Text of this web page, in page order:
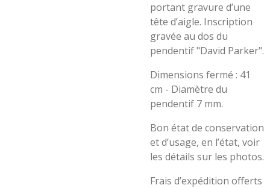
portant gravure d’une
tête d’aigle. Inscription
gravée au dos du
pendentif "David Parker".
Dimensions fermé : 41
cm - Diamètre du
pendentif 7 mm.
Bon état de conservation
et d’usage, en l’état, voir
les détails sur les photos.
Frais d’expédition offerts